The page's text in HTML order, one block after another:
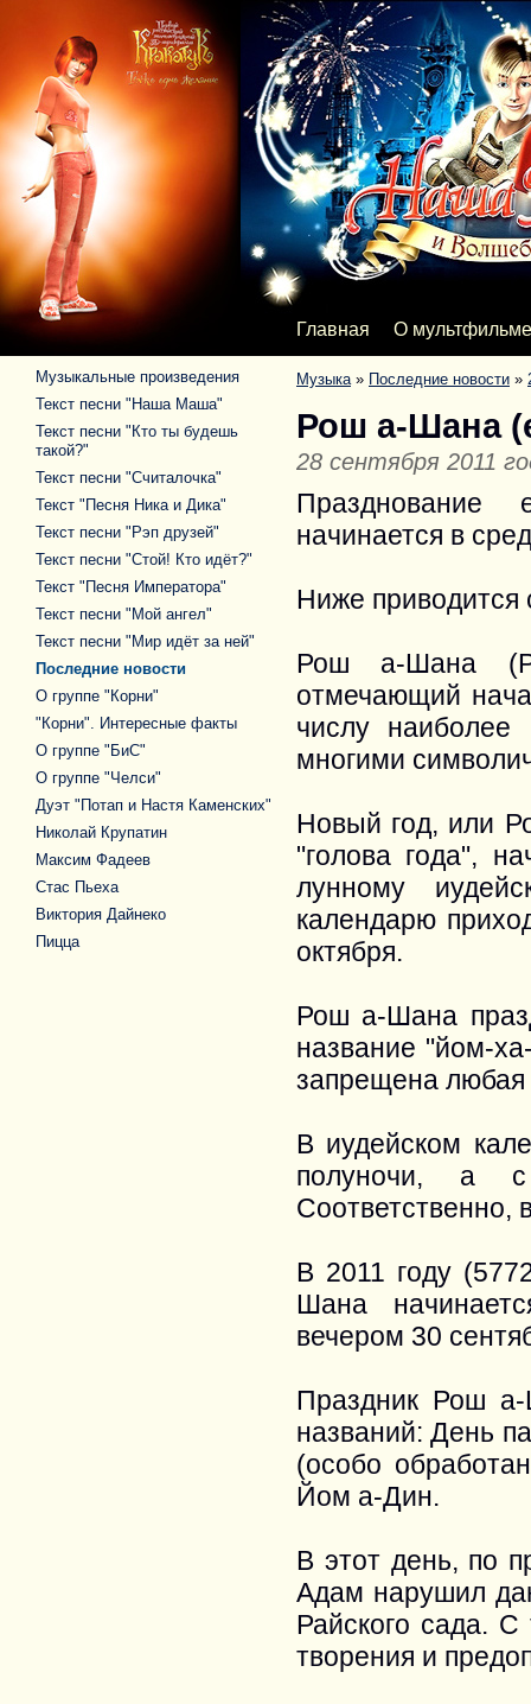
Главная О мультфильме
Музыка» Последние новости »
Рош а-Шана
28 сентября 2011
начинается в
Ниже
Рош а-Шана
отмечающий
числу наиболее
многими
Новый год, или
"голова года",
лунному
календарю
октября.
Рош а-Шана
название "йом-
запрещена любая
В иудейском
полуночи, а
Соответственно,
В 2011 году
Шана
вечером 30
Праздник Рош а-
названий: День
(особо
Йом а-Дин.
В этот день, по
Адам нарушил
Райского сада. С
творения и
Музыкальные произведения
Текст песни "Наша Маша"
Текст песни "Кто ты будешь
такой?"
Текст песни "Считалочка"
Текст "Песня Ника и Дика"
Текст песни "Рэп друзей"
Текст песни "Стой! Кто идёт?"
Текст "Песня Императора"
Текст песни "Мой ангел"
Текст песни "Мир идёт за ней"
Последние новости
О группе "Корни"
"Корни". Интересные факты
О группе "БиС"
О группе "Челси"
Дуэт "Потап и Настя Каменских"
Николай Крупатин
Максим Фадеев
Стас Пьеха
Виктория Дайнеко
Пицца